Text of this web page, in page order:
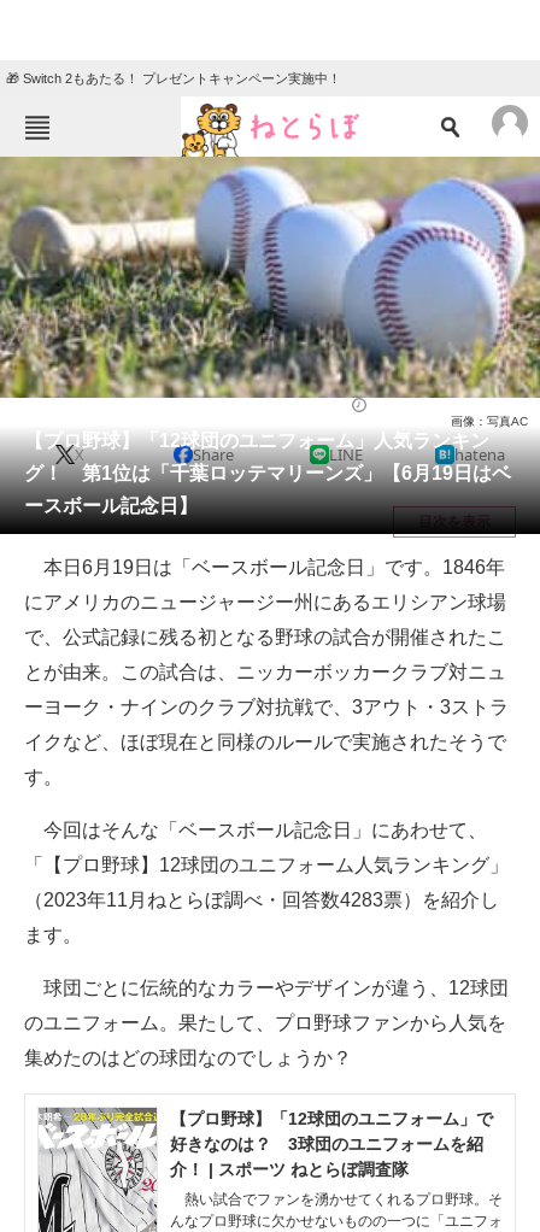
🎁 Switch 2もあたる！ プレゼントキャンペーン実施中！
ねとらぼメニュー
TOP ニュース
エンタメ クイズ
グルメ 地域
住まい 教育・育児
動物 リサーチ
会員記事
メディア
注目記事を集めた総合ページ
ITの今と未来を見通す
スマホと通信の最新トレンド
進化するPCとデバイスの未来
好きが集まる 比べて選べる
企業ITのトレンドを詳説
ITエンジニア向け専門サイト
企業向けIT製品の総合サイト
IT製品の技術・比較・事例
製造業のIT導入・活用を支援
【プロ野球】「12球団のユニフォーム」人気ランキン
グ！ 第1位は「千葉ロッテマリーンズ」【6月19日はベ
ースボール記念日】
画像：写真AC
X Share LINE hatena
目次を表示
本日6月19日は「ベースボール記念日」です。1846年
にアメリカのニュージャージー州にあるエリシアン球場
で、公式記録に残る初となる野球の試合が開催されたこ
とが由来。この試合は、ニッカーボッカークラブ対ニュ
ーヨーク・ナインのクラブ対抗戦で、3アウト・3ストラ
イクなど、ほぼ現在と同様のルールで実施されたそうで
す。
今回はそんな「ベースボール記念日」にあわせて、
「【プロ野球】12球団のユニフォーム人気ランキング」
（2023年11月ねとらぼ調べ・回答数4283票）を紹介し
ます。
球団ごとに伝統的なカラーやデザインが違う、12球団
のユニフォーム。果たして、プロ野球ファンから人気を
集めたのはどの球団なのでしょうか？
【プロ野球】「12球団のユニフォーム」で
好きなのは？ 3球団のユニフォームを紹
介！ | スポーツ ねとらぼ調査隊
熱い試合でファンを湧かせてくれるプロ野球。そ
んなプロ野球に欠かせないものの一つに「ユニフォ